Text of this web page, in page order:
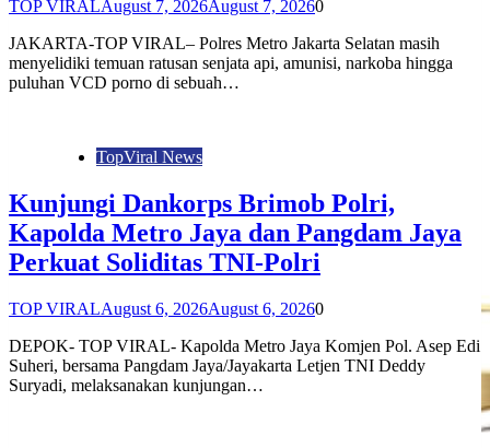
TOP VIRALAugust 7, 2026August 7, 20260
JAKARTA-TOP VIRAL– Polres Metro Jakarta Selatan masih
menyelidiki temuan ratusan senjata api, amunisi, narkoba hingga
puluhan VCD porno di sebuah…
TopViral News
Kunjungi Dankorps Brimob Polri,
Kapolda Metro Jaya dan Pangdam Jaya
Perkuat Soliditas TNI-Polri
TOP VIRALAugust 6, 2026August 6, 20260
DEPOK- TOP VIRAL- Kapolda Metro Jaya Komjen Pol. Asep Edi
Suheri, bersama Pangdam Jaya/Jayakarta Letjen TNI Deddy
Suryadi, melaksanakan kunjungan…